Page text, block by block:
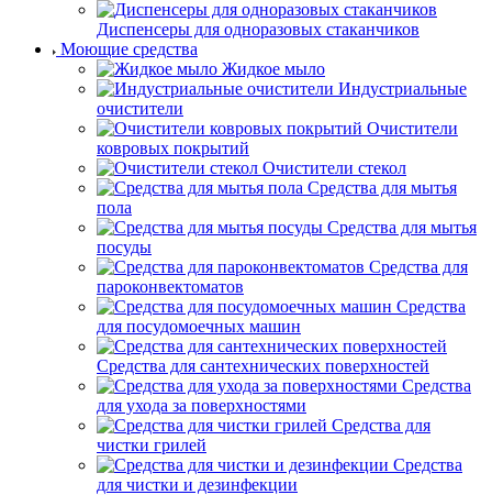
Диспенсеры для одноразовых стаканчиков
Моющие средства
Жидкое мыло
Индустриальные
очистители
Очистители
ковровых покрытий
Очистители стекол
Средства для мытья
пола
Средства для мытья
посуды
Средства для
пароконвектоматов
Средства
для посудомоечных машин
Средства для сантехнических поверхностей
Средства
для ухода за поверхностями
Средства для
чистки грилей
Средства
для чистки и дезинфекции